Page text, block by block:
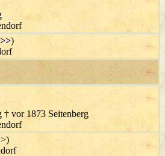
>>)
† vor 1873 Seitenberg